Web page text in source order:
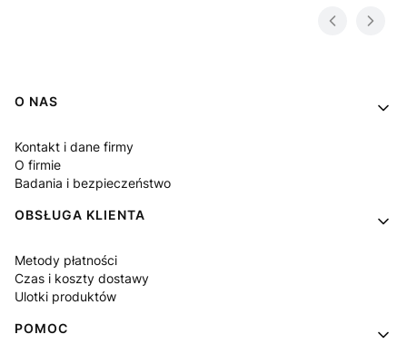
Linki w stopce
O NAS
Kontakt i dane firmy
O firmie
Badania i bezpieczeństwo
OBSŁUGA KLIENTA
Metody płatności
Czas i koszty dostawy
Ulotki produktów
POMOC